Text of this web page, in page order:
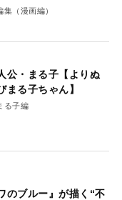
（漫画編）
公・まる子【よりぬ
まる子ちゃん】
る子編
のブルー』が描く“不